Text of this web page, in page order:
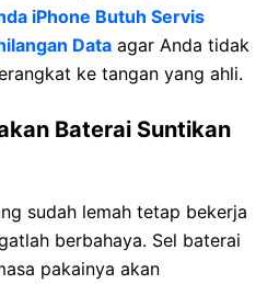
iPhone Butuh Servis
Data agar Anda tidak
ke tangan yang ahli.
Baterai Suntikan
sudah lemah tetap bekerja
berbahaya. Sel baterai
pakainya akan